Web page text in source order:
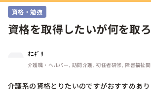
資格・勉強
資格を取得したいが何を取
ｵﾆｷﾞﾘ
介護職・ヘルパー, 訪問介護, 初任者研修, 障害福祉
介護系の資格とりたいのですがおすすめあ